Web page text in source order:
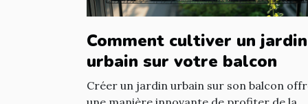
Comment cultiver un jardin
urbain sur votre balcon
Créer un jardin urbain sur son balcon